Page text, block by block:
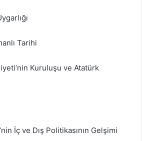
Tarihi
Kuruluşu ve Atatürk
İç ve Dış Politikasının Gelşimi